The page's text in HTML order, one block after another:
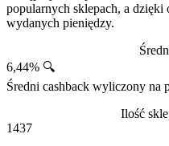
popularnych sklepach, a dzięki
wydanych pieniędzy.
6,44% 🔍
Średni cashback wyliczony na
Ilość
1437